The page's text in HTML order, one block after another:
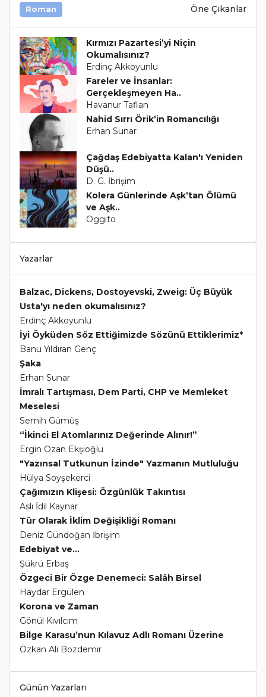
Roman Öne Çıkanlar
Kırmızı Pazartesi’yi Niçin
Okumalısınız?
Erdinç Akkoyunlu
Fareler ve İnsanlar:
Gerçekleşmeyen Ha..
Havanur Taflan
Nahid Sırrı Örik’in Romancılığı
Erhan Sunar
Çağdaş Edebiyatta Kalan'ı Yeniden
Düşü..
D. G. İbrişim
Kolera Günlerinde Aşk’tan Ölümü
ve Aşk..
Oggito
Yazarlar
Balzac, Dickens, Dostoyevski, Zweig: Üç Büyük
Usta'yı neden okumalısınız?
Erdinç Akkoyunlu
İyi Öyküden Söz Ettiğimizde Sözünü Ettiklerimiz*
Banu Yıldıran Genç
Şaka
Erhan Sunar
İmralı Tartışması, Dem Parti, CHP ve Memleket
Meselesi
Semih Gümüş
“İkinci El Atomlarınız Değerinde Alınır!”
Ergin Ozan Ekşioğlu
"Yazınsal Tutkunun İzinde" Yazmanın Mutluluğu
Hülya Soyşekerci
Çağımızın Klişesi: Özgünlük Takıntısı
Aslı İdil Kaynar
Tür Olarak İklim Değişikliği Romanı
Deniz Gündoğan İbrişim
Edebiyat ve...
Şükrü Erbaş
Özgeci Bir Özge Denemeci: Salâh Birsel
Haydar Ergülen
Korona ve Zaman
Gönül Kıvılcım
Bilge Karasu’nun Kılavuz Adlı Romanı Üzerine
Özkan Ali Bozdemir
Günün Yazarları